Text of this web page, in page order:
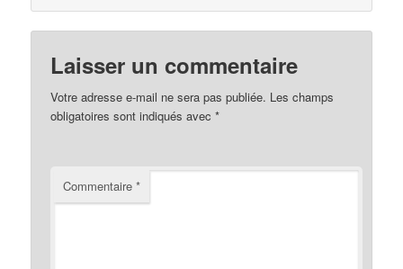
Laisser un commentaire
Votre adresse e-mail ne sera pas publiée. Les champs
obligatoires sont indiqués avec*
Commentaire*